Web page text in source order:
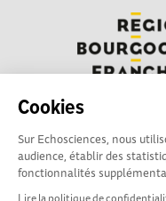
Cookies
Sur Echosciences, nous
audience, établir des
fonctionnalités
Besoin d'aide pour
questions aux
contact@pavillon-